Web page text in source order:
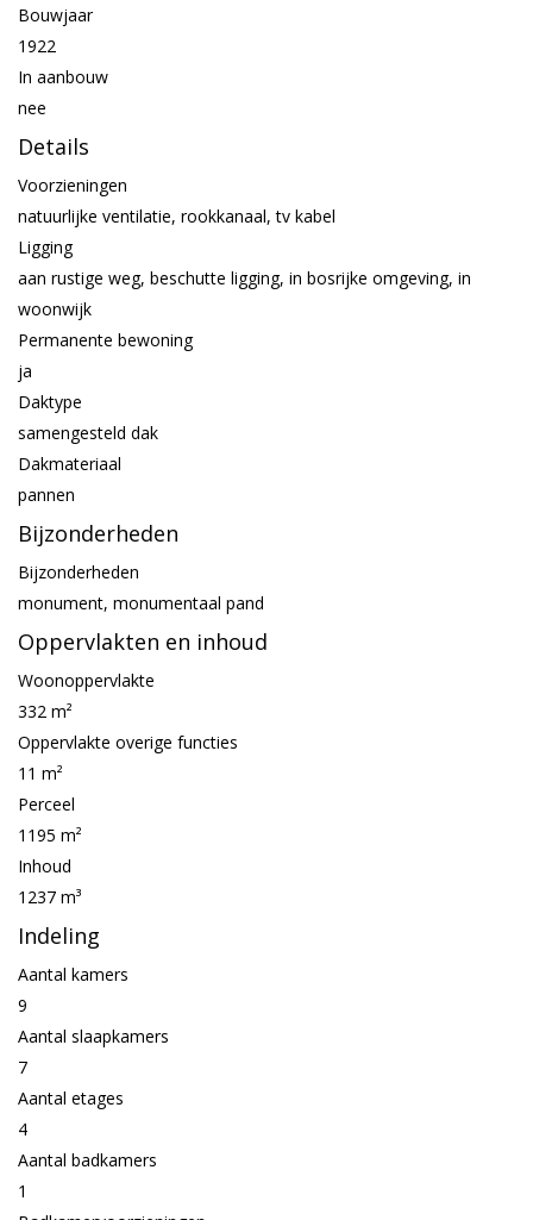
Bouwjaar
1922
In aanbouw
nee
Details
Voorzieningen
natuurlijke ventilatie, rookkanaal, tv kabel
Ligging
aan rustige weg, beschutte ligging, in bosrijke omgeving, in
woonwijk
Permanente bewoning
ja
Daktype
samengesteld dak
Dakmateriaal
pannen
Bijzonderheden
Bijzonderheden
monument, monumentaal pand
Oppervlakten en inhoud
Woonoppervlakte
332 m²
Oppervlakte overige functies
11 m²
Perceel
1195 m²
Inhoud
1237 m³
Indeling
Aantal kamers
9
Aantal slaapkamers
7
Aantal etages
4
Aantal badkamers
1